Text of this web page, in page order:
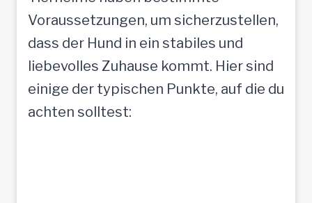
n
s
c
h
e
Voraussetzungen, um sicherzustellen,
dass der Hund in ein stabiles und
liebevolles Zuhause kommt. Hier sind
einige der typischen Punkte, auf die du
achten solltest: